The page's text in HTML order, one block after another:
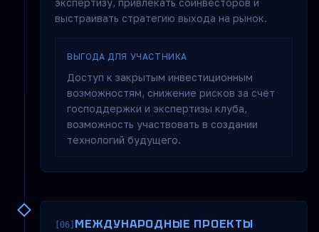
экспертизу, привлекать соинвесторов и
выстраивать стратегию выхода на рынок.
ВЫГОДА ДЛЯ УЧАСТНИКА
Доступ к закрытым инвестиционным
возможностям, снижение рисков за счёт
господдержки и экспертизы клуба,
возможность участвовать в создании
технологий будущего.
[06] МЕЖДУНАРОДНЫЕ ПРОЕКТЫ